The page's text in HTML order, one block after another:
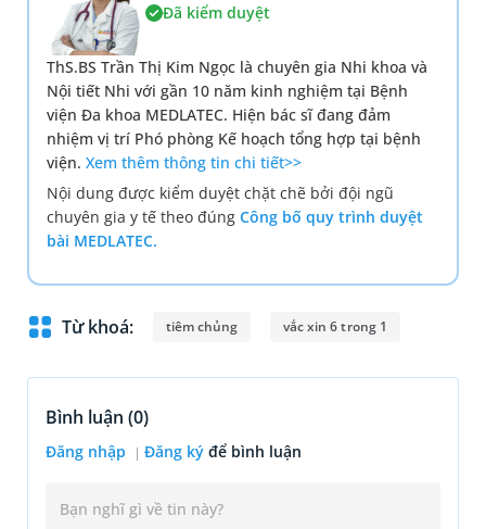
Đã kiểm duyệt
ThS.BS Trần Thị Kim Ngọc là chuyên gia Nhi khoa và
Nội tiết Nhi với gần 10 năm kinh nghiệm tại Bệnh
viện Đa khoa MEDLATEC. Hiện bác sĩ đang đảm
nhiệm vị trí Phó phòng Kế hoạch tổng hợp tại bệnh
viện. Xem thêm thông tin chi tiết>>
Nội dung được kiểm duyệt chặt chẽ bởi đội ngũ
chuyên gia y tế theo đúng Công bố quy trình duyệt
bài MEDLATEC.
Từ khoá: tiêm chủng vắc xin 6 trong 1
Bình luận (0)
Đăng nhập Đăng ký để bình luận